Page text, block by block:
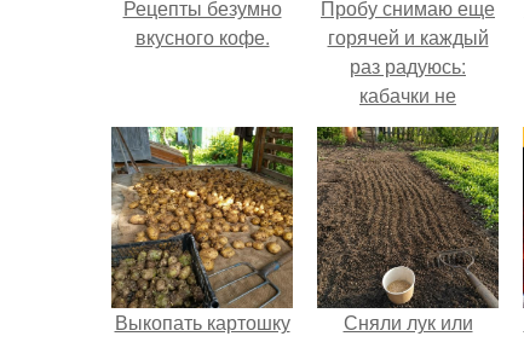
Рецепты безумно
вкусного кофе.
Пробу снимаю еще
горячей и каждый
раз радуюсь:
кабачки не
развариваются, а
соус получается
густым и
пикантным.
Выкопать картошку
Сняли лук или